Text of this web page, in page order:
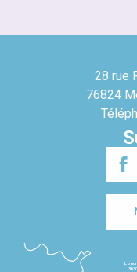
28 rue
76824
3h30